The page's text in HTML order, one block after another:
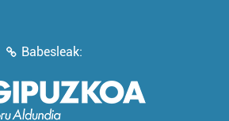
Babesleak: